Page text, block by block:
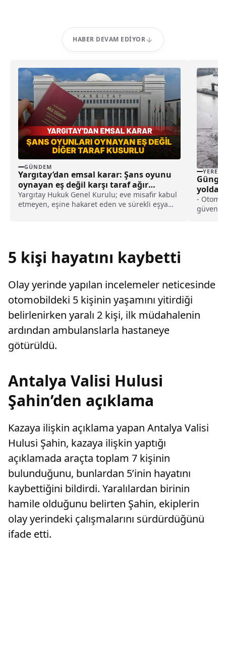
HABER DEVAM EDIYOR
GÜNDEM
Yargıtay’dan emsal karar: Şans oyunu
oynayan eş değil karşı taraf ağır
kusurlu sayıldı
Yargıtay Hukuk Genel Kurulu; eve misafir kabul
etmeyen, eşine hakaret eden ve sürekli eşya
YEREL
yolda
gördü
-
5 kişi hayatını kaybetti
Olay yerinde yapılan incelemeler neticesinde
otomobildeki 5 kişinin yaşamını yitirdiği
belirlenirken yaralı 2 kişi, ilk müdahalenin
ardından ambulanslarla hastaneye
götürüldü.
Antalya Valisi Hulusi
Şahin’den açıklama
Kazaya ilişkin açıklama yapan Antalya Valisi
Hulusi Şahin, kazaya ilişkin yaptığı
açıklamada araçta toplam 7 kişinin
bulunduğunu, bunlardan 5’inin hayatını
kaybettiğini bildirdi. Yaralılardan birinin
hamile olduğunu belirten Şahin, ekiplerin
olay yerindeki çalışmalarını sürdürdüğünü
ifade etti.